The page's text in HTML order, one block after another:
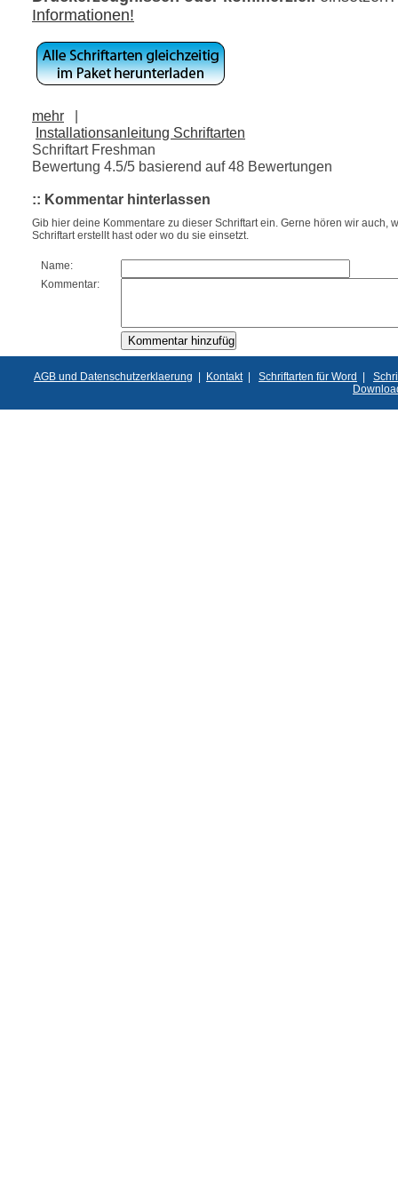
Informationen!
mehr
|
Installationsanleitung Schriftarten
Schriftart Freshman
Bewertung 4.5/5 basierend auf48 Bewertungen
:: Kommentar hinterlassen
Gib hier deine Kommentare zu dieser Schriftart ein. Gerne hören wir auch,
Schriftart erstellt hast oder wo du sie einsetzt.
Name:
Kommentar:
AGB und Datenschutzerklaerung | Kontakt| Schriftarten für Word |